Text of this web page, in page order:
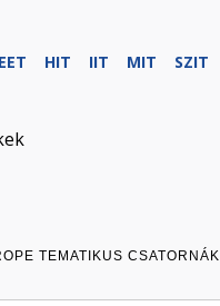
EET HIT IIT MIT SZIT
TEMATIKUS CSATORNÁK